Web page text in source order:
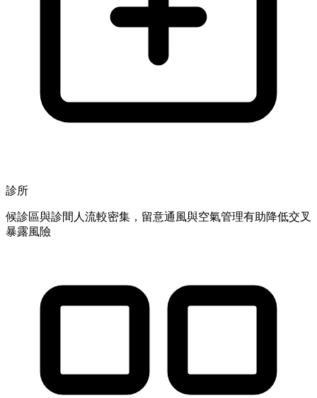
診所
候診區與診間人流較密集，留意通風與空氣管理有助降低交叉
暴露風險